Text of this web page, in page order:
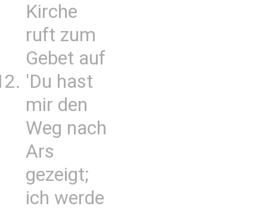
Kirche
ruft zum
Gebet auf
'Du hast
mir den
Weg nach
Ars
gezeigt;
ich werde